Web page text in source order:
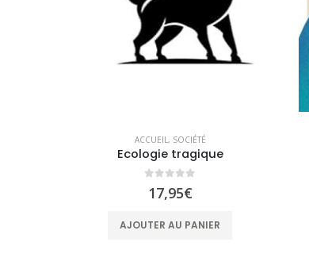
ACCUEIL, SOCIÉTÉ
Ecologie tragique
17,95€
AJOUTER AU PANIER